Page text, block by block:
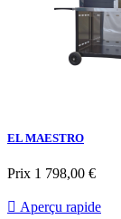
EL MAESTRO
Prix 1 798,00 €
 Aperçu rapide